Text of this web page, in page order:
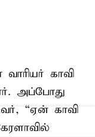
வாரியர் காவி
அப்போது
“ஏன் காவி